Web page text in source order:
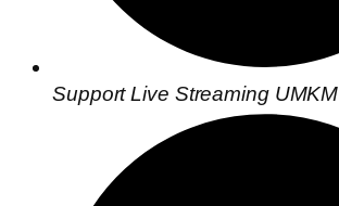
Support Live Streaming UMKM